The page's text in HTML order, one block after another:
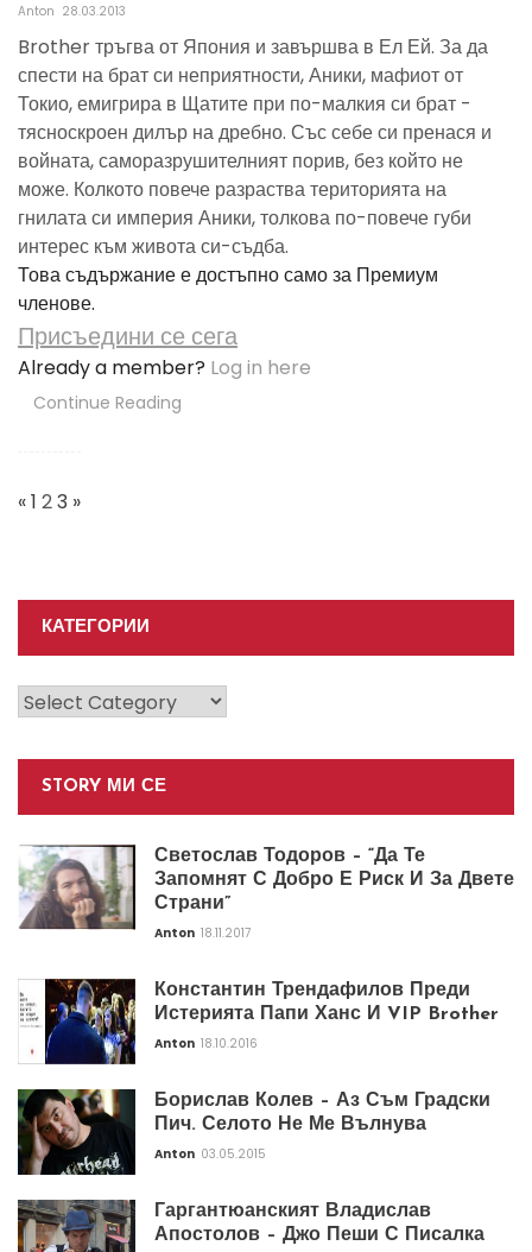
Anton 28.03.2013
Brother тръгва от Япония и завършва в Ел Ей. За да
спести на брат си неприятности, Аники, мафиот от
Токио, емигрира в Щатите при по-малкия си брат -
тясноскроен дилър на дребно. Със себе си пренася и
войната, саморазрушителният порив, без който не
може. Колкото повече разраства територията на
гнилата си империя Аники, толкова по-повече губи
интерес към живота си-съдба.
Това съдържание е достъпно само за Премиум
членове.
Присъедини се сега
Already a member? Log in here
Continue Reading
Navigation
«1 23 »
КАТЕГОРИИ
Категории
STORY МИ СЕ
Светослав Тодоров – “Да Те
Запомнят С Добро Е Риск И За Двете
Страни”
Anton 18.11.2017
Константин Трендафилов Преди
Истерията Папи Ханс И VIP Brother
Anton 18.10.2016
Борислав Колев – Аз Съм Градски
Пич. Селото Не Ме Вълнува
Anton 03.05.2015
Гаргантюанският Владислав
Апостолов – Джо Пеши С Писалка